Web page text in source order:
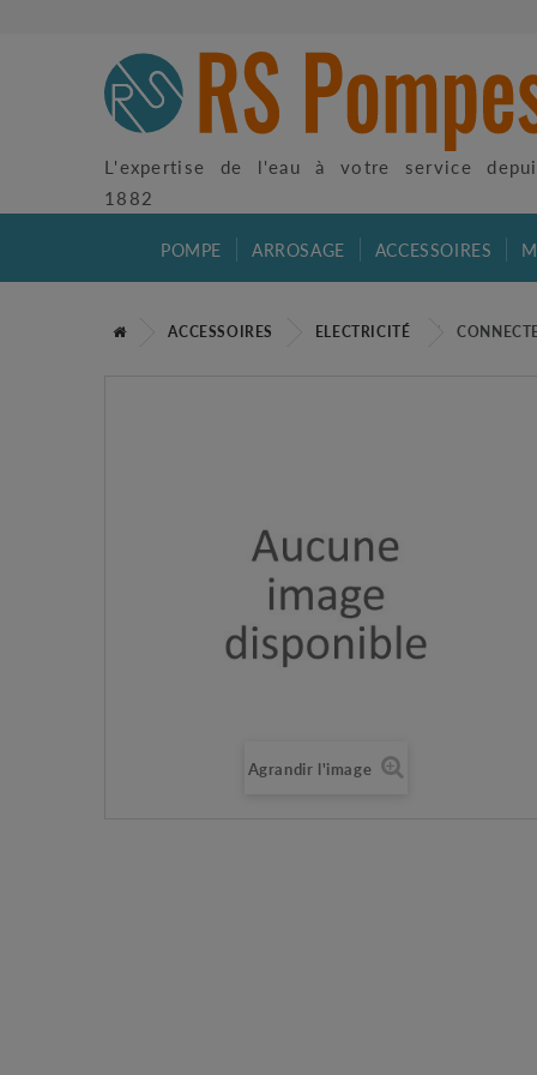
L'expertise de l'eau à votre service
1882
POMPE ARROSAGE ACCESSOIRES
ACCESSOIRES ELECTRICITÉ
Agrandir l'image